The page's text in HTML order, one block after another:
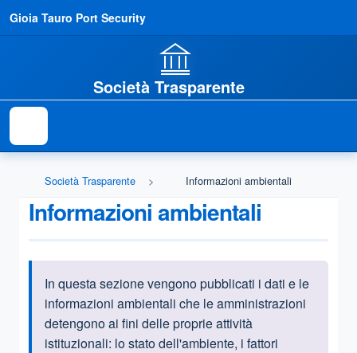
Gioia Tauro Port Security
Società Trasparente
Società Trasparente Informazioni ambientali
Informazioni ambientali
Informazioni introduttive
In questa sezione vengono pubblicati i dati e le
informazioni ambientali che le amministrazioni
detengono ai fini delle proprie attività
istituzionali: lo stato dell'ambiente, i fattori